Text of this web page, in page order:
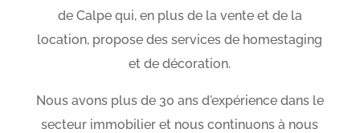
de Calpe qui, en plus de la vente et de la
location, propose des services de homestaging
et de décoration.
Nous avons plus de 30 ans d'expérience dans le
secteur immobilier et nous continuons à nous